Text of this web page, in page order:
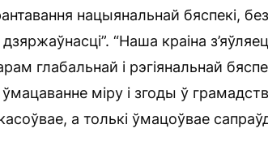
нацыянальнай бяспекі,
“Наша краіна
глабальнай і рэгіянальнай
ўмацаванне міру і згоды ў
а толькі ўмацоўвае